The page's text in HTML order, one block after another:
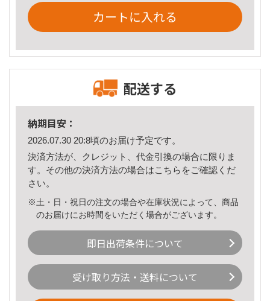
カートに入れる
配送する
納期目安：
2026.07.30 20:8頃のお届け予定です。
決済方法が、クレジット、代金引換の場合に限りま
す。その他の決済方法の場合はこちら をご確認くだ
さい。
※土・日・祝日の注文の場合や在庫状況によって、商品
のお届けにお時間をいただく場合がございます。
即日出荷条件について
受け取り方法・送料について